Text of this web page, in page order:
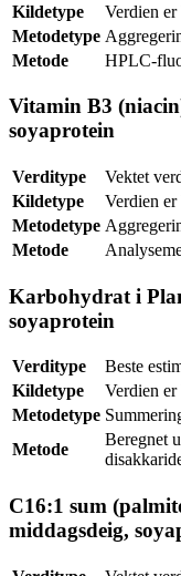
Kildetype
Verdien er
Metodetype
Metode
HPLC-
Vitamin B3
soyaprotein
Verditype
Vektet
Kildetype
Verdien er
Metodetype
Metode
Karbohydrat i
soyaprotein
Verditype
Beste
Kildetype
Verdien er
Metodetype
Metode
Beregnet
C16:1 sum
middagsdeig,